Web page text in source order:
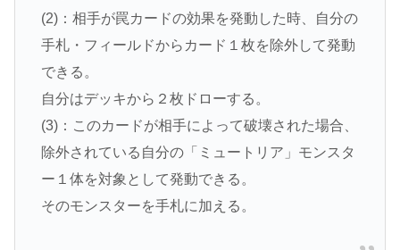
(2)：相手が罠カードの効果を発動した時、自分の
手札・フィールドからカード１枚を除外して発動
できる。
自分はデッキから２枚ドローする。
(3)：このカードが相手によって破壊された場合、
除外されている自分の「ミュートリア」モンスタ
ー１体を対象として発動できる。
そのモンスターを手札に加える。